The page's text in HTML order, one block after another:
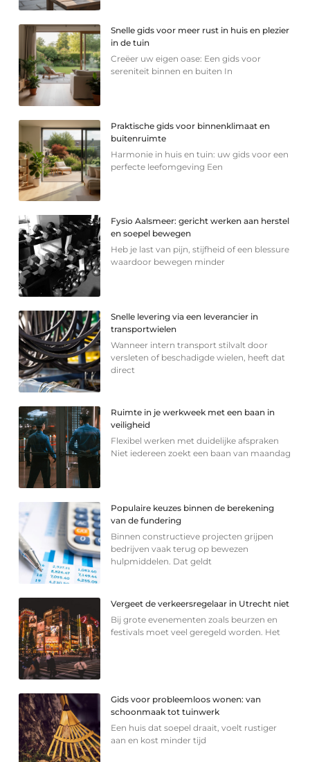
Snelle gids voor meer rust in huis en plezier
in de tuin
Creëer uw eigen oase: Een gids voor
sereniteit binnen en buiten In
Praktische gids voor binnenklimaat en
buitenruimte
Harmonie in huis en tuin: uw gids voor een
perfecte leefomgeving Een
Fysio Aalsmeer: gericht werken aan herstel
en soepel bewegen
Heb je last van pijn, stijfheid of een blessure
waardoor bewegen minder
Snelle levering via een leverancier in
transportwielen
Wanneer intern transport stilvalt door
versleten of beschadigde wielen, heeft dat
direct
Ruimte in je werkweek met een baan in
veiligheid
Flexibel werken met duidelijke afspraken
Niet iedereen zoekt een baan van maandag
Populaire keuzes binnen de berekening
van de fundering
Binnen constructieve projecten grijpen
bedrijven vaak terug op bewezen
hulpmiddelen. Dat geldt
Vergeet de verkeersregelaar in Utrecht niet
Bij grote evenementen zoals beurzen en
festivals moet veel geregeld worden. Het
Gids voor probleemloos wonen: van
schoonmaak tot tuinwerk
Een huis dat soepel draait, voelt rustiger
aan en kost minder tijd